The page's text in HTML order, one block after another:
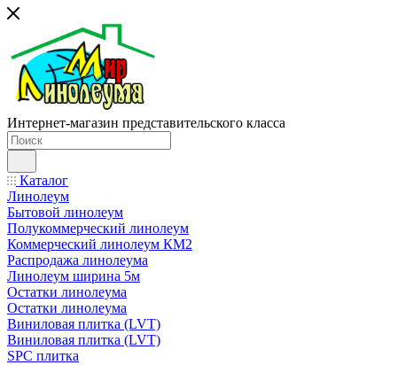
Интернет-магазин представительского класса
Каталог
Линолеум
Бытовой линолеум
Полукоммерческий линолеум
Коммерческий линолеум КМ2
Распродажа линолеума
Линолеум ширина 5м
Остатки линолеума
Остатки линолеума
Виниловая плитка (LVT)
Виниловая плитка (LVT)
SPC плитка